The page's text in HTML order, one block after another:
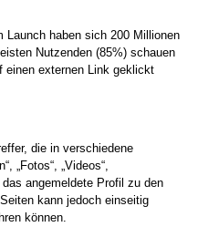
Launch haben sich 200 Millionen
Nutzenden (85%) schauen
einen externen Link geklickt
die in verschiedene
„Fotos“, „Videos“,
das angemeldete Profil zu den
kann jedoch einseitig
können.